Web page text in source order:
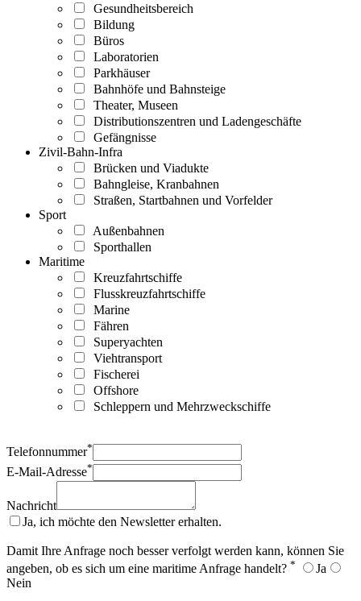
Gesundheitsbereich
Bildung
Büros
Laboratorien
Parkhäuser
Bahnhöfe und Bahnsteige
Theater, Museen
Distributionszentren und Ladengeschäfte
Gefängnisse
Zivil-Bahn-Infra
Brücken und Viadukte
Bahngleise, Kranbahnen
Straßen, Startbahnen und Vorfelder
Sport
Außenbahnen
Sporthallen
Maritime
Kreuzfahrtschiffe
Flusskreuzfahrtschiffe
Marine
Fähren
Superyachten
Viehtransport
Fischerei
Offshore
Schleppern und Mehrzweckschiffe
Telefonnummer*
E-Mail-Adresse*
Nachricht
Ja, ich möchte den Newsletter erhalten.
Damit Ihre Anfrage noch besser verfolgt werden kann, können Sie
angeben, ob es sich um eine maritime Anfrage handelt? *
Ja
Nein